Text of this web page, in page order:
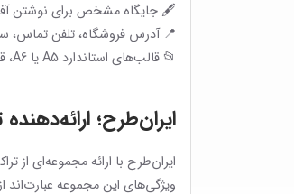
🖋 جایگاه مشخص برای نوشتن
📍 آدرس فروشگاه، تلفن تماس،
📂 قالب‌های استاندارد A5 یا A6، قابل چاپ دو‌رو یا یک‌رو با کیفیت بالا
ایران‌طرح؛
ایران‌طرح با ارائه مجموعه‌ای
ویژگی‌های این مجموعه عبارت‌اند